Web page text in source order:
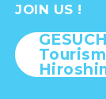
JOIN US !